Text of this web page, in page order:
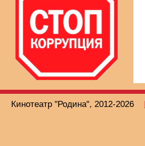
Кинотеатр "Родина", 2012-2026